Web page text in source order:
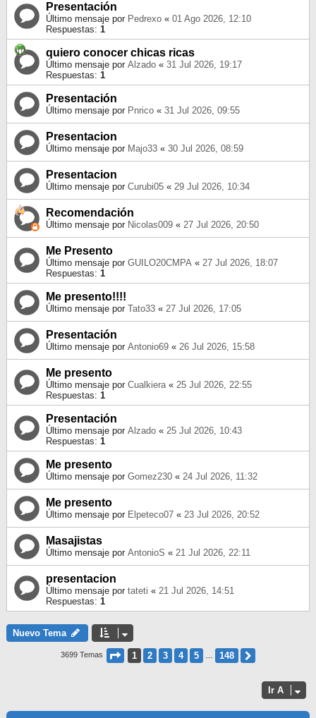
Presentación
Último mensaje por Pedrexo « 01 Ago 2026, 12:10
Respuestas: 1
quiero conocer chicas ricas
Último mensaje por Alzado « 31 Jul 2026, 19:17
Respuestas: 1
Presentación
Último mensaje por Pnrico « 31 Jul 2026, 09:55
Presentacion
Último mensaje por Majo33 « 30 Jul 2026, 08:59
Presentacion
Último mensaje por Curubi05 « 29 Jul 2026, 10:34
Recomendación
Último mensaje por Nicolas009 « 27 Jul 2026, 20:50
Me Presento
Último mensaje por GUILO20CMPA « 27 Jul 2026, 18:07
Respuestas: 1
Me presento!!!!
Último mensaje por Tato33 « 27 Jul 2026, 17:05
Presentación
Último mensaje por Antonio69 « 26 Jul 2026, 15:58
Me presento
Último mensaje por Cualkiera« 25 Jul 2026, 22:55
Respuestas: 1
Presentación
Último mensaje por Alzado « 25 Jul 2026, 10:43
Respuestas: 1
Me presento
Último mensaje por Gomez230 « 24 Jul 2026, 11:32
Me presento
Último mensaje por Elpeteco07 « 23 Jul 2026, 20:52
Masajistas
Último mensaje por AntonioS « 21 Jul 2026, 22:11
presentacion
Último mensaje por tateti « 21 Jul 2026, 14:51
Respuestas: 1
Nuevo Tema
3699 Temas Página De 148
1 2 3 4 5 148
Ir A